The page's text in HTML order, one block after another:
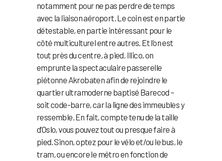
notamment pour ne pas perdre de temps
avec la liaison aéroport. Le coin est en partie
détestable, en partie intéressant pour le
côté multiculturel entre autres. Et l’on est
tout près du centre, à pied. Illico, on
emprunte la spectaculaire passerelle
piétonne Akrobaten afin de rejoindre le
quartier ultramoderne baptisé Barecod –
soit code-barre, car la ligne des immeubles y
ressemble. En fait, compte tenu de la taille
d’Oslo, vous pouvez tout ou presque faire à
pied. Sinon, optez pour le vélo et/ou le bus, le
tram, ou encore le métro en fonction de